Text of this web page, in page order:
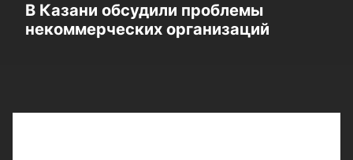
В Казани обсудили проблемы
некоммерческих организаций